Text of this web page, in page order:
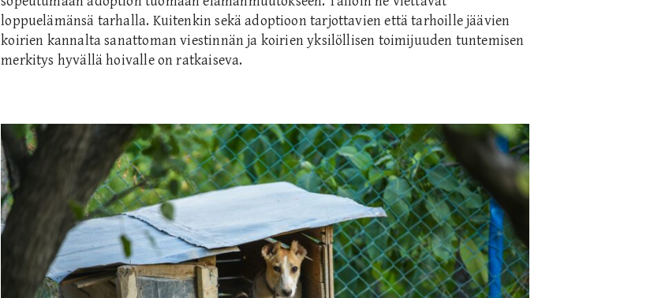
loppuelämänsä tarhalla. Kuitenkin sekä adoptioon tarjottavien että tarhoille jäävien
koirien kannalta sanattoman viestinnän ja koirien yksilöllisen toimijuuden tuntemisen
merkitys hyvällä hoivalle on ratkaiseva.